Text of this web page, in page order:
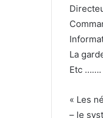
La
Etc …….
« Les
– le